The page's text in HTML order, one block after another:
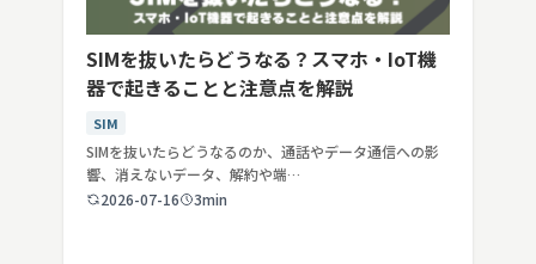
SIMを抜いたらどうなる？スマホ・IoT機
器で起きることと注意点を解説
SIM
SIMを抜いたらどうなるのか、通話やデータ通信への影
響、消えないデータ、解約や端…
2026-07-16
3min